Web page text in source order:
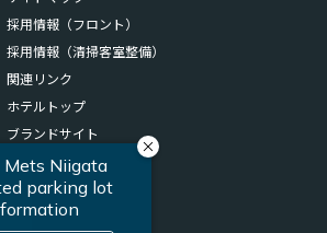
採用情報（フロント）
採用情報（清掃客室整備）
関連リンク
ホテルトップ
ブランドサイト